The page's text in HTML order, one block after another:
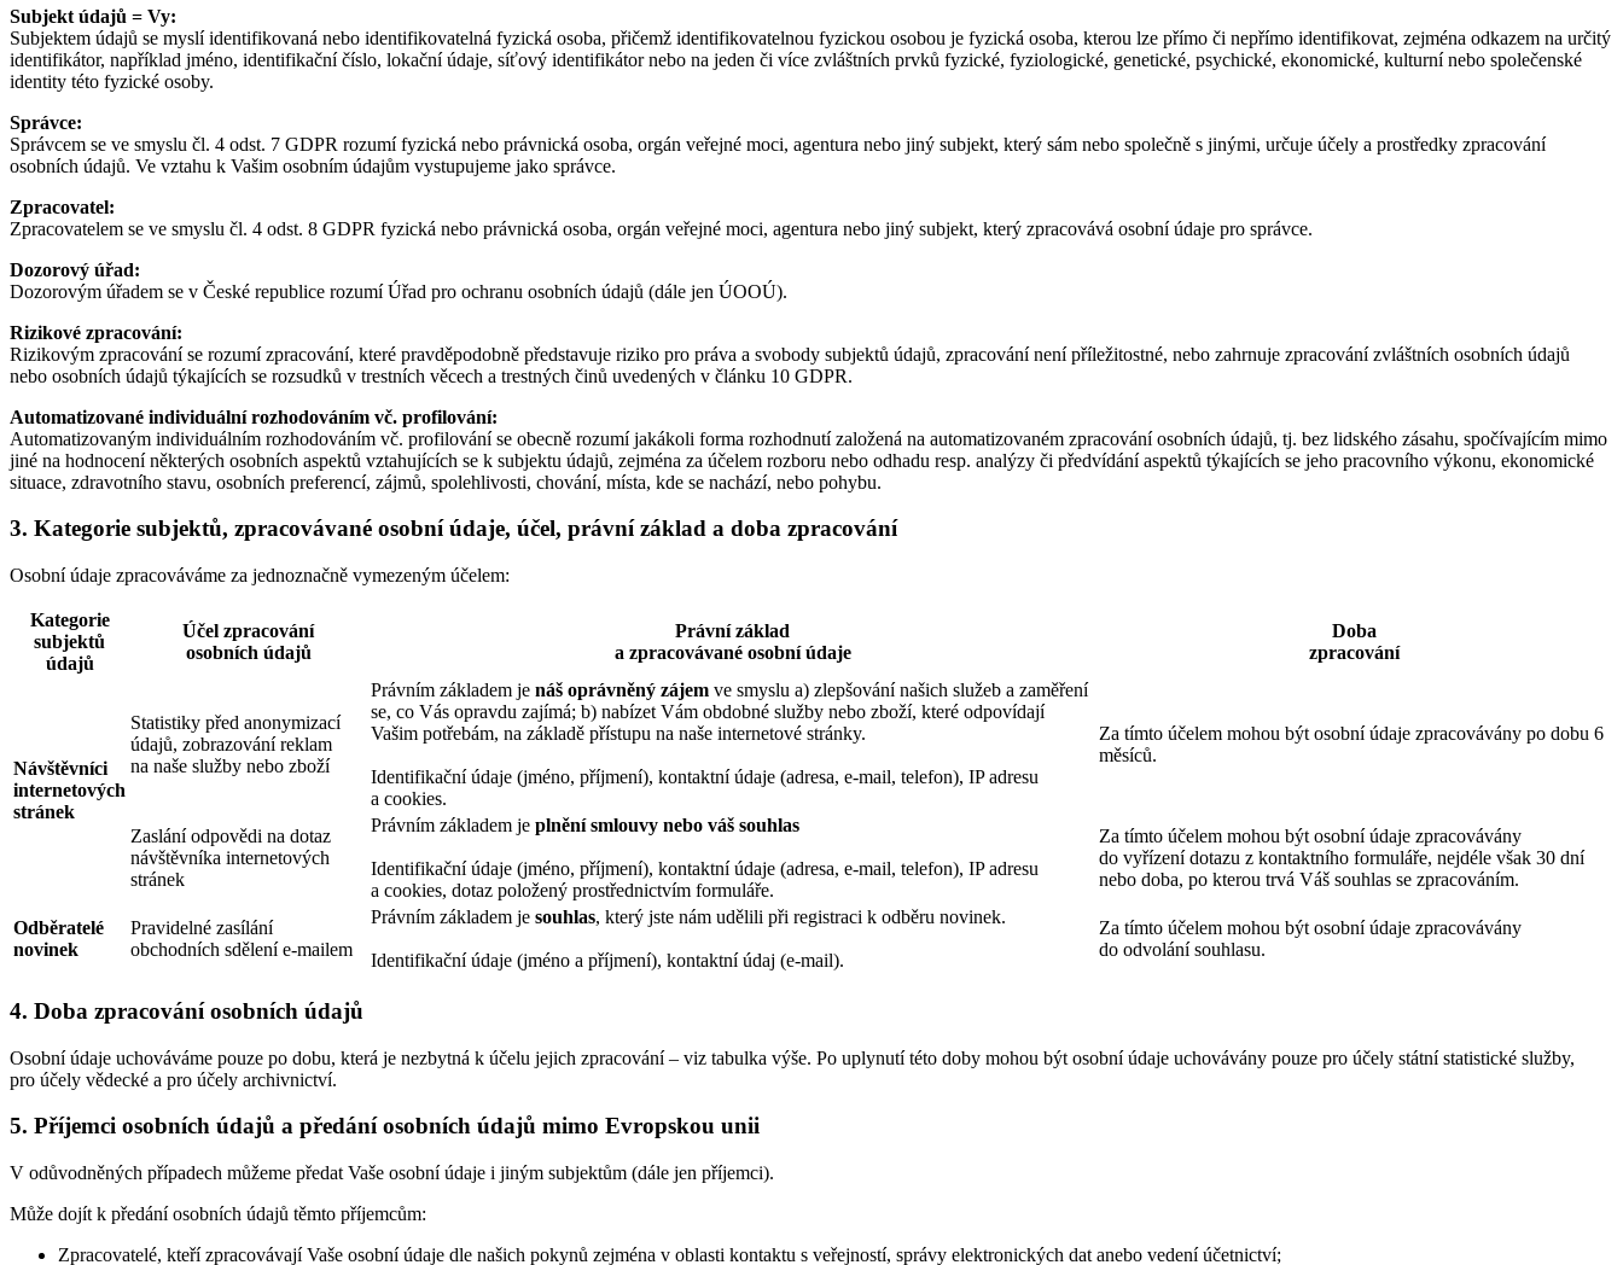
Subjekt údajů = Vy:
Subjektem údajů se myslí identifikovaná nebo identifikovatelná fyzická osoba, přičemž identifikovatelnou fyzickou osobou je fyzická osoba, kterou lze přímo či nepřímo identifikovat, zejména odkazem na určitý
identifikátor, například jméno, identifikační číslo, lokační údaje, síťový identifikátor nebo na jeden či více zvláštních prvků fyzické, fyziologické, genetické, psychické, ekonomické, kulturní nebo společenské
identity této fyzické osoby.
Správce:
Správcem se ve smyslu čl. 4 odst. 7 GDPR rozumí fyzická nebo právnická osoba, orgán veřejné moci, agentura nebo jiný subjekt, který sám nebo společně s jinými, určuje účely a prostředky zpracování
osobních údajů. Ve vztahu k Vašim osobním údajům vystupujeme jako správce.
Zpracovatel:
Zpracovatelem se ve smyslu čl. 4 odst. 8 GDPR fyzická nebo právnická osoba, orgán veřejné moci, agentura nebo jiný subjekt, který zpracovává osobní údaje pro správce.
Dozorový úřad:
Dozorovým úřadem se v České republice rozumí Úřad pro ochranu osobních údajů (dále jen ÚOOÚ).
Rizikové zpracování:
Rizikovým zpracování se rozumí zpracování, které pravděpodobně představuje riziko pro práva a svobody subjektů údajů, zpracování není příležitostné, nebo zahrnuje zpracování zvláštních osobních údajů
nebo osobních údajů týkajících se rozsudků v trestních věcech a trestných činů uvedených v článku 10 GDPR.
Automatizované individuální rozhodováním vč. profilování:
Automatizovaným individuálním rozhodováním vč. profilování se obecně rozumí jakákoli forma rozhodnutí založená na automatizovaném zpracování osobních údajů, tj. bez lidského zásahu, spočívajícím mimo
jiné na hodnocení některých osobních aspektů vztahujících se k subjektu údajů, zejména za účelem rozboru nebo odhadu resp. analýzy či předvídání aspektů týkajících se jeho pracovního výkonu, ekonomické
situace, zdravotního stavu, osobních preferencí, zájmů, spolehlivosti, chování, místa, kde se nachází, nebo pohybu.
3. Kategorie subjektů, zpracovávané osobní údaje, účel, právní základ a doba zpracování
Osobní údaje zpracováváme za jednoznačně vymezeným účelem:
Kategorie
subjektů
údajů
Účel zpracování
osobních údajů
Právní základ
a zpracovávané osobní údaje
Doba
zpracování
Návštěvníci
internetových
stránek
Statistiky před anonymizací
údajů, zobrazování reklam
na naše služby nebo zboží
Právním základem je náš oprávněný zájem ve smyslu a) zlepšování našich služeb a zaměření
se, co Vás opravdu zajímá; b) nabízet Vám obdobné služby nebo zboží, které odpovídají
Vašim potřebám, na základě přístupu na naše internetové stránky.
Identifikační údaje (jméno, příjmení), kontaktní údaje (adresa, e-mail, telefon), IP adresu
a cookies.
Za tímto účelem mohou být osobní údaje zpracovávány po dobu 6
měsíců.
Zaslání odpovědi na dotaz
návštěvníka internetových
stránek
Právním základem je plnění smlouvy nebo váš souhlas
Identifikační údaje (jméno, příjmení), kontaktní údaje (adresa, e-mail, telefon), IP adresu
a cookies, dotaz položený prostřednictvím formuláře.
Za tímto účelem mohou být osobní údaje zpracovávány
do vyřízení dotazu z kontaktního formuláře, nejdéle však 30 dní
nebo doba, po kterou trvá Váš souhlas se zpracováním.
Odběratelé
novinek
Pravidelné zasílání
obchodních sdělení e-mailem
Právním základem je souhlas, který jste nám udělili při registraci k odběru novinek.
Identifikační údaje (jméno a příjmení), kontaktní údaj (e-mail).
Za tímto účelem mohou být osobní údaje zpracovávány
do odvolání souhlasu.
4. Doba zpracování osobních údajů
Osobní údaje uchováváme pouze po dobu, která je nezbytná k účelu jejich zpracování – viz tabulka výše. Po uplynutí této doby mohou být osobní údaje uchovávány pouze pro účely státní statistické služby,
pro účely vědecké a pro účely archivnictví.
5. Příjemci osobních údajů a předání osobních údajů mimo Evropskou unii
V odůvodněných případech můžeme předat Vaše osobní údaje i jiným subjektům (dále jen příjemci).
Může dojít k předání osobních údajů těmto příjemcům:
Zpracovatelé, kteří zpracovávají Vaše osobní údaje dle našich pokynů zejména v oblasti kontaktu s veřejností, správy elektronických dat anebo vedení účetnictví;